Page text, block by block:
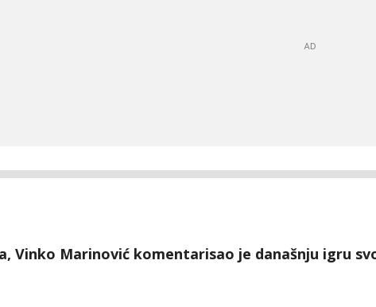
Vinko Marinović komentarisao je današnju igru